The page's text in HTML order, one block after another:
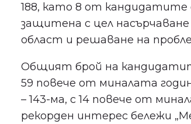
188, като 8 от
защитена с цел
област и решаване на
Общият брой на
59 повече от миналата
– 143-ма, с 14 повече от
рекорден интерес бележи